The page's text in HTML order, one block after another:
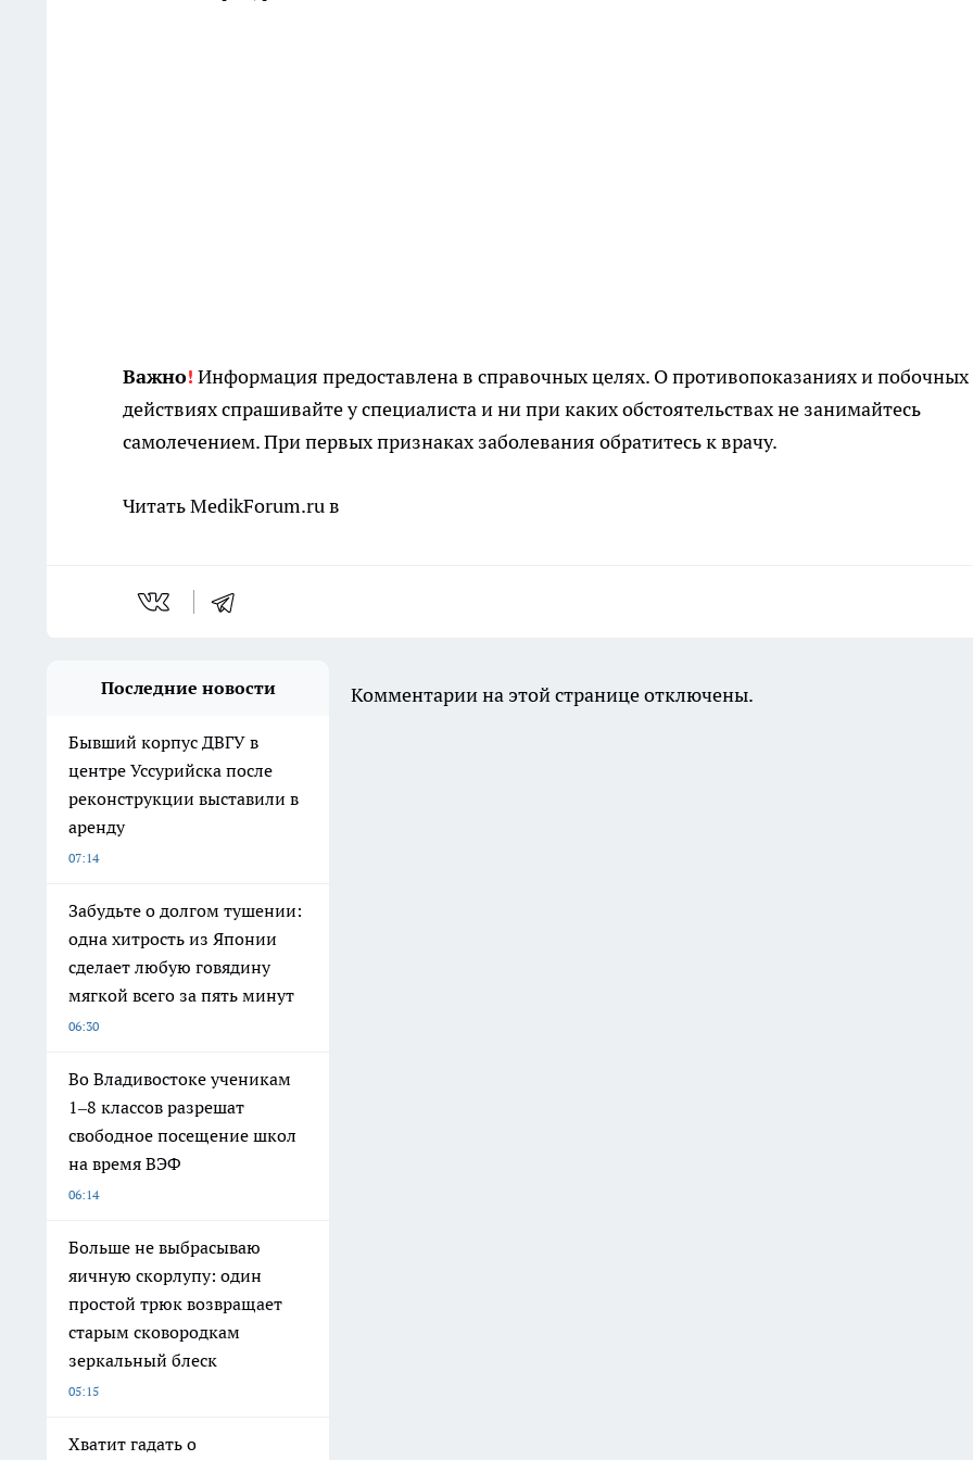
Важно! Информация предоставлена в справочных целях. О противопоказаниях и побочных
действиях спрашивайте у специалиста и ни при каких обстоятельствах не занимайтесь
самолечением. При первых признаках заболевания обратитесь к врачу.
Читать MedikForum.ru в
Последние новости
Бывший корпус ДВГУ в
центре Уссурийска после
реконструкции выставили в
аренду
07:14
Забудьте о долгом тушении:
одна хитрость из Японии
сделает любую говядину
мягкой всего за пять минут
06:30
Во Владивостоке ученикам
1–8 классов разрешат
свободное посещение школ
на время ВЭФ
06:14
Больше не выбрасываю
яичную скорлупу: один
простой трюк возвращает
старым сковородкам
зеркальный блеск
05:15
Хватит гадать о
Комментарии на этой странице отключены.